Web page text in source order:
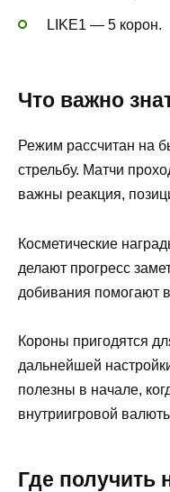
LIKE1 — 5 корон.
Что важно
Режим рассчитан на
стрельбу. Матчи
важны реакция,
Косметические
делают прогресс
добивания помогают
Короны пригодятся
дальнейшей
полезны в начале,
внутриигровой
Где получить